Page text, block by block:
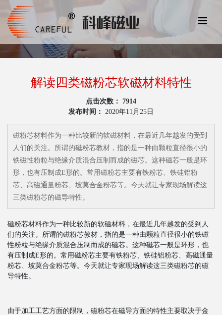
解读四类磁粉芯软磁材料特性
点击次数： 7914
发布时间：
2020年11月25日
磁粉芯材料作为一种比较新的软磁材料，在最近几年越发的受到
人们的关注。所谓的磁粉芯教材，指的是一种由颗粒直径很小的
铁磁性粉粒与绝缘介质混合压制而成的磁芯。这种磁芯一般是环
形，也有压制成E形的。常用磁粉芯主要有铁粉芯、铁硅铝粉
芯、高磁通量粉芯、坡莫合金粉芯等。今天就让专家现场解读这
三类磁粉芯的磁导特性。
磁粉芯材料作为一种比较新的软磁材料，在最近几年越发的受到人
们的关注。所谓的磁粉芯教材，指的是一种由颗粒直径很小的铁磁
性粉粒与绝缘介质混合压制而成的磁芯。这种磁芯一般是环形，也
有压制成E形的。常用磁粉芯主要有铁粉芯、铁硅铝粉芯、高磁通量
粉芯、坡莫合金粉芯等。今天就让专家现场解读这三类磁粉芯的磁
导特性。
由于加工工艺方面的限制，磁粉芯在磁导方面的特性主要取决于金